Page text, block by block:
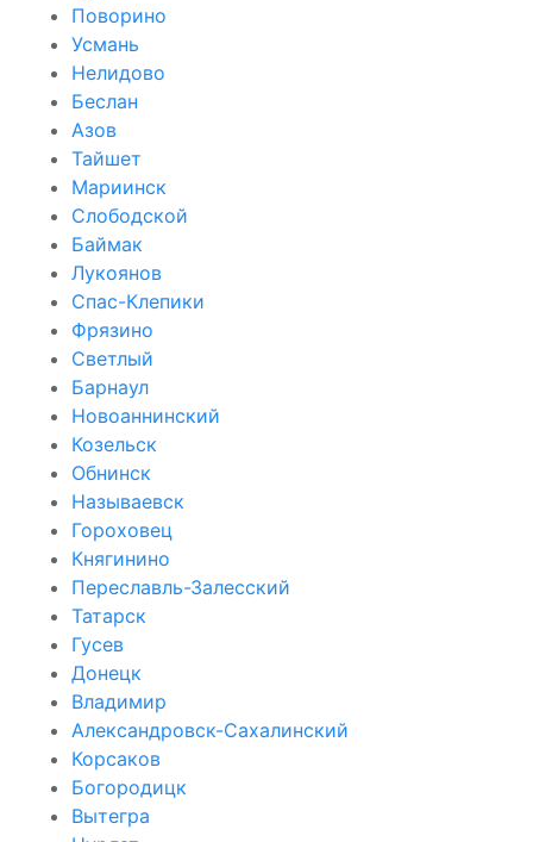
Поворино
Усмань
Нелидово
Беслан
Азов
Тайшет
Мариинск
Слободской
Баймак
Лукоянов
Спас-Клепики
Фрязино
Светлый
Барнаул
Новоаннинский
Козельск
Обнинск
Называевск
Гороховец
Княгинино
Переславль-Залесский
Татарск
Гусев
Донецк
Владимир
Александровск-Сахалинский
Корсаков
Богородицк
Вытегра